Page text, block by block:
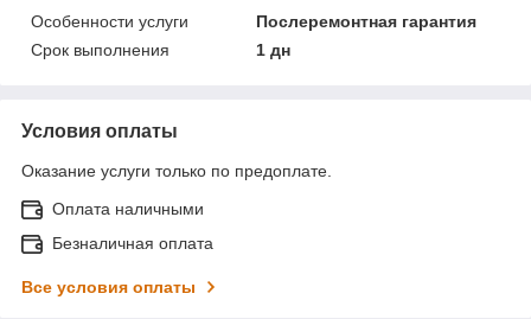
Особенности услуги
Послеремонтная гарантия
Срок выполнения
1 дн
Условия оплаты
Оказание услуги только по предоплате.
Оплата наличными
Безналичная оплата
Все условия оплаты